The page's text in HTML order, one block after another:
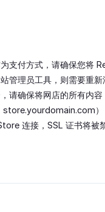
支付方式，请确保您将
管理员工具，则需要重
请确保将网店的所有内
store.yourdomain.com）
连接，SSL 证书将被禁